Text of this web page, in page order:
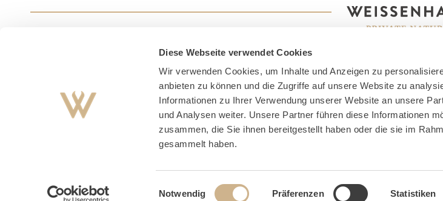
Diese Webseite verwendet Cookies
Wir verwenden Cookies, um Inhalte und Anzeigen zu
anbieten zu können und die Zugriffe auf unsere Website zu
Informationen zu Ihrer Verwendung unserer Website an unsere
und Analysen weiter. Unsere Partner führen diese Informationen
zusammen, die Sie ihnen bereitgestellt haben oder die sie im
gesammelt haben.
Einwilligungsauswahl
Notwendig Präferenzen Statistiken